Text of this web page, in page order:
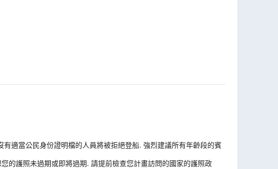
適當公民身份證明檔的人員將被拒絕登船. 強烈建議所有年齡段的賓
的護照未過期或即將過期. 請提前檢查您計畫訪問的國家的護照政